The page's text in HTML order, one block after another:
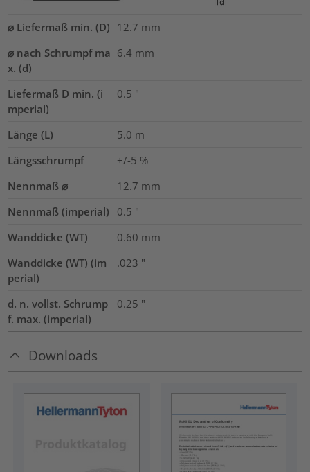
⌀ Liefermaß min. (D) 12.7 mm
⌀ nach Schrumpf ma
x. (d)
6.4 mm
Liefermaß D min. (i
mperial)
0.5 "
Länge (L) 5.0 m
Längsschrumpf
+/-5 %
Nennmaß ⌀
12.7 mm
Nennmaß (imperial)
0.5 "
Wanddicke (WT)
0.60 mm
Wanddicke (WT) (im
perial)
.023 "
d. n. vollst. Schrump
f. max. (imperial)
0.25 "
Downloads